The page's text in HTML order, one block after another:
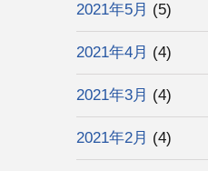
2021年5月 (5)
2021年4月 (4)
2021年3月 (4)
2021年2月 (4)